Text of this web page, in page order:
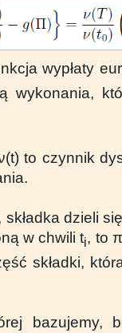
wypłaty
wykonania,
to czynnik
dzieli
w chwili ti, to
składki,
bazujemy,